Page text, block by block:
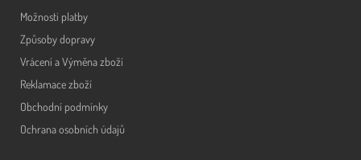
Možnosti platby
Způsoby dopravy
Vrácení a Výměna zboží
Reklamace zboží
Obchodní podmínky
Ochrana osobních údajů